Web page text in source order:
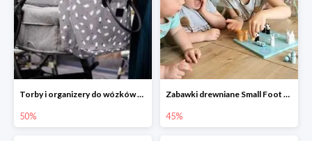
Torby i organizery do wózków w Smyku do -50%
50%
Zabawki drewniane Small Foot do -45%
45%